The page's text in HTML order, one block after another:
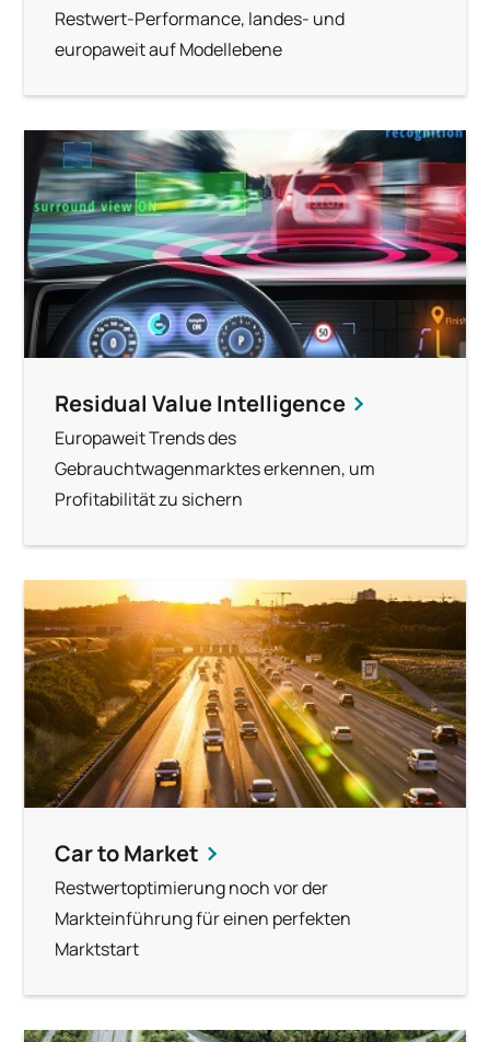
Restwert-Performance, landes- und
europaweit auf Modellebene
Residual Value Intelligence
Europaweit Trends des
Gebrauchtwagenmarktes erkennen, um
Profitabilität zu sichern
Car to Market
Restwertoptimierung noch vor der
Markteinführung für einen perfekten
Marktstart